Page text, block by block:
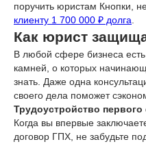
поручить юристам Кнопки,
клиенту 1 700 000 ₽ долга
Как юрист
В любой сфере бизнеса
камней, о которых
знать. Даже одна
своего дела поможет
Трудоустройство первого
Когда вы впервые
договор ГПХ, не забудьте